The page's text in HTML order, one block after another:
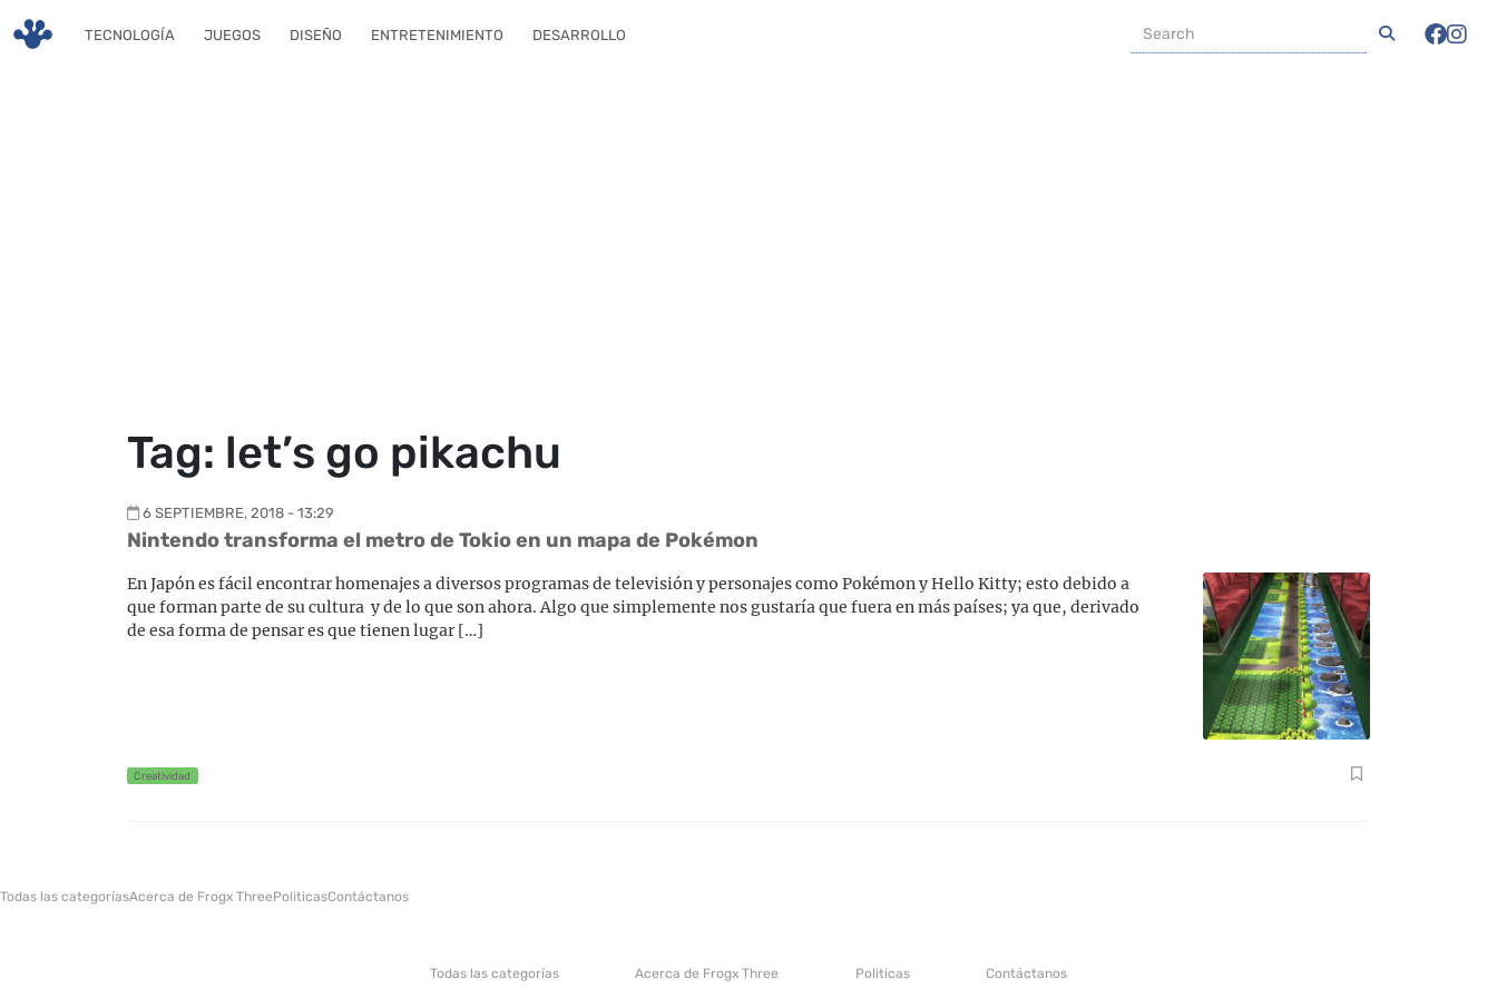
TECNOLOGÍA JUEGOS DISEÑO ENTRETENIMIENTO DESARROLLO
Tag: let’s go pikachu
6 SEPTIEMBRE, 2018 - 13:29
Nintendo transforma el metro de Tokio en un mapa de Pokémon
En Japón es fácil encontrar homenajes a diversos programas de televisión y personajes como Pokémon y Hello Kitty; esto debido a
que forman parte de su cultura y de lo que son ahora. Algo que simplemente nos gustaría que fuera en más países; ya que, derivado
de esa forma de pensar es que tienen lugar […]
Creatividad
Todas las categoríasAcerca de Frogx ThreePoliticasContáctanos
Todas las categorías Acerca de Frogx Three Politicas Contáctanos